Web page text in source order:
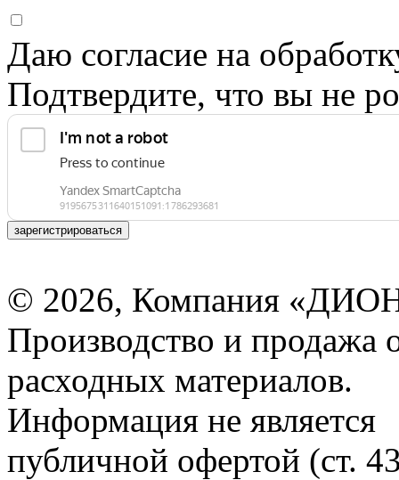
Даю согласие на
Подтвердите, что вы не
зарегистрироваться
© 2026, Компания
Производство и продажа
расходных материалов.
Информация не является
публичной офертой (ст.